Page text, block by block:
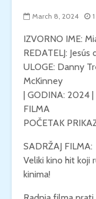
March 8, 2024
IZVORNO IME:
REDATELJ:
ULOGE: Danny
McKinney
| GODINA: 2024 |
FILMA
POČETAK
SADRŽAJ FILMA:
Veliki kino hit koji
kinima!